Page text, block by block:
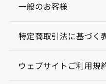
一般のお客様
特定商取引法に基づく
ウェブサイトご利用規